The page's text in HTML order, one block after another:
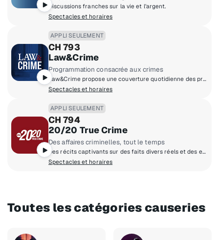
Discussions franches sur la vie et l’argent.
Spectacles et horaires
APPLI SEULEMENT
CH 793
Law&Crime
Programmation consacrée aux crimes
Law&Crime propose une couverture quotidienne des procès en direct, des analyses juridiques d’experts et des programmes originaux sur des histoires de crimes.
Spectacles et horaires
APPLI SEULEMENT
CH 794
20/20 True Crime
Des affaires criminelles, tout le temps
Des récits captivants sur des faits divers réels et des enquêtes policières inoubliables, proposés par ABC News et 20/20.
Spectacles et horaires
Toutes les catégories causeries